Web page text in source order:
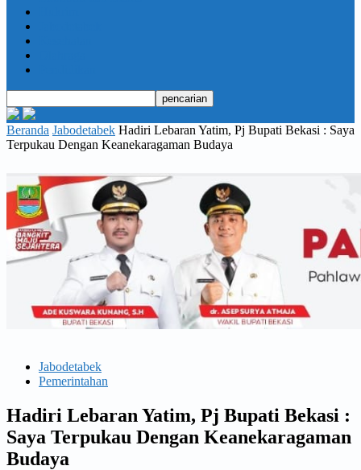
Beranda Jabodetabek Hadiri Lebaran Yatim, Pj Bupati Bekasi : Saya
Terpukau Dengan Keanekaragaman Budaya
Jabodetabek
Pemerintahan
Hadiri Lebaran Yatim, Pj Bupati Bekasi :
Saya Terpukau Dengan Keanekaragaman
Budaya